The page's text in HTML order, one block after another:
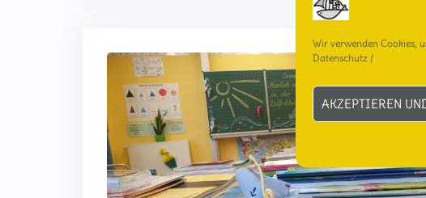
Wir verwenden Cookies,
Datenschutz /
AKZEPTIEREN